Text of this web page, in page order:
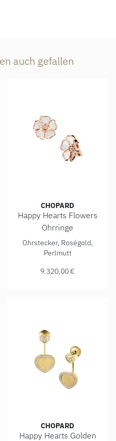
auch gefallen
Ref: 837482-5210,
CHOPARD
Happy Hearts Flowers
Ohrringe
Chopard Happy Hearts
Ohrstecker, Roségold,
Perlmutt
9.320,00 €
CHOPARD
Happy Hearts Golden